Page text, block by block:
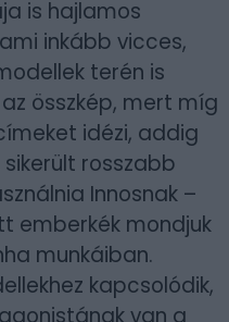
is hajlamos
inkább vicces,
terén is
összkép, mert míg
idézi, addig
rosszabb
Innosnak –
emberkék mondjuk
munkáiban.
kapcsolódik,
van a